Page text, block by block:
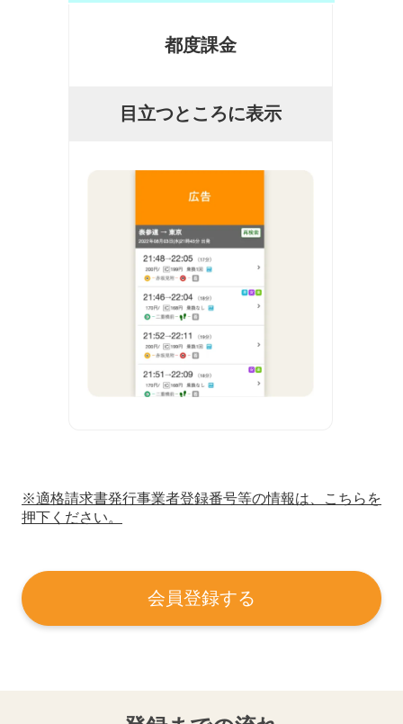
都度課金
目立つところに表示
※適格請求書発行事業者登録番号等の情報は、こちらを
押下ください。
会員登録する